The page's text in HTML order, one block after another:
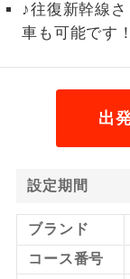
♪往復新幹線
車も可能です
出
設定期間
ブランド
コース番号
2名様催行
おひとり様参
女性限定